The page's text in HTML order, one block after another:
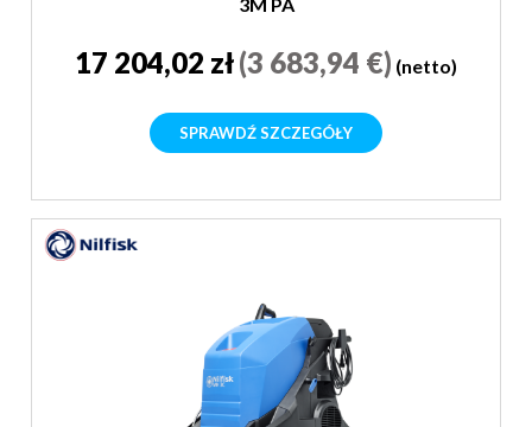
3M PA
17 204,02 zł(3 683,94 €) (netto)
SPRAWDŹ SZCZEGÓŁY